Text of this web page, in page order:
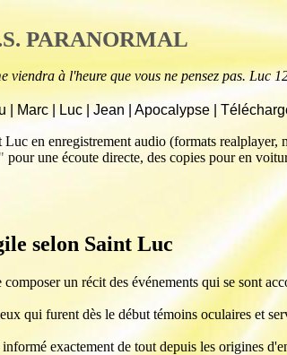
PARANORMAL
à l'heure que vous ne pensez pas. Luc
Marc Luc|Jean Apocalypse
en enregistrement audio (formats realplayer,
pour une écoute directe, des copies pour en
selon Saint Luc
un récit des événements qui se sont
qui furent dès le début témoins oculaires et
exactement de tout depuis les origines